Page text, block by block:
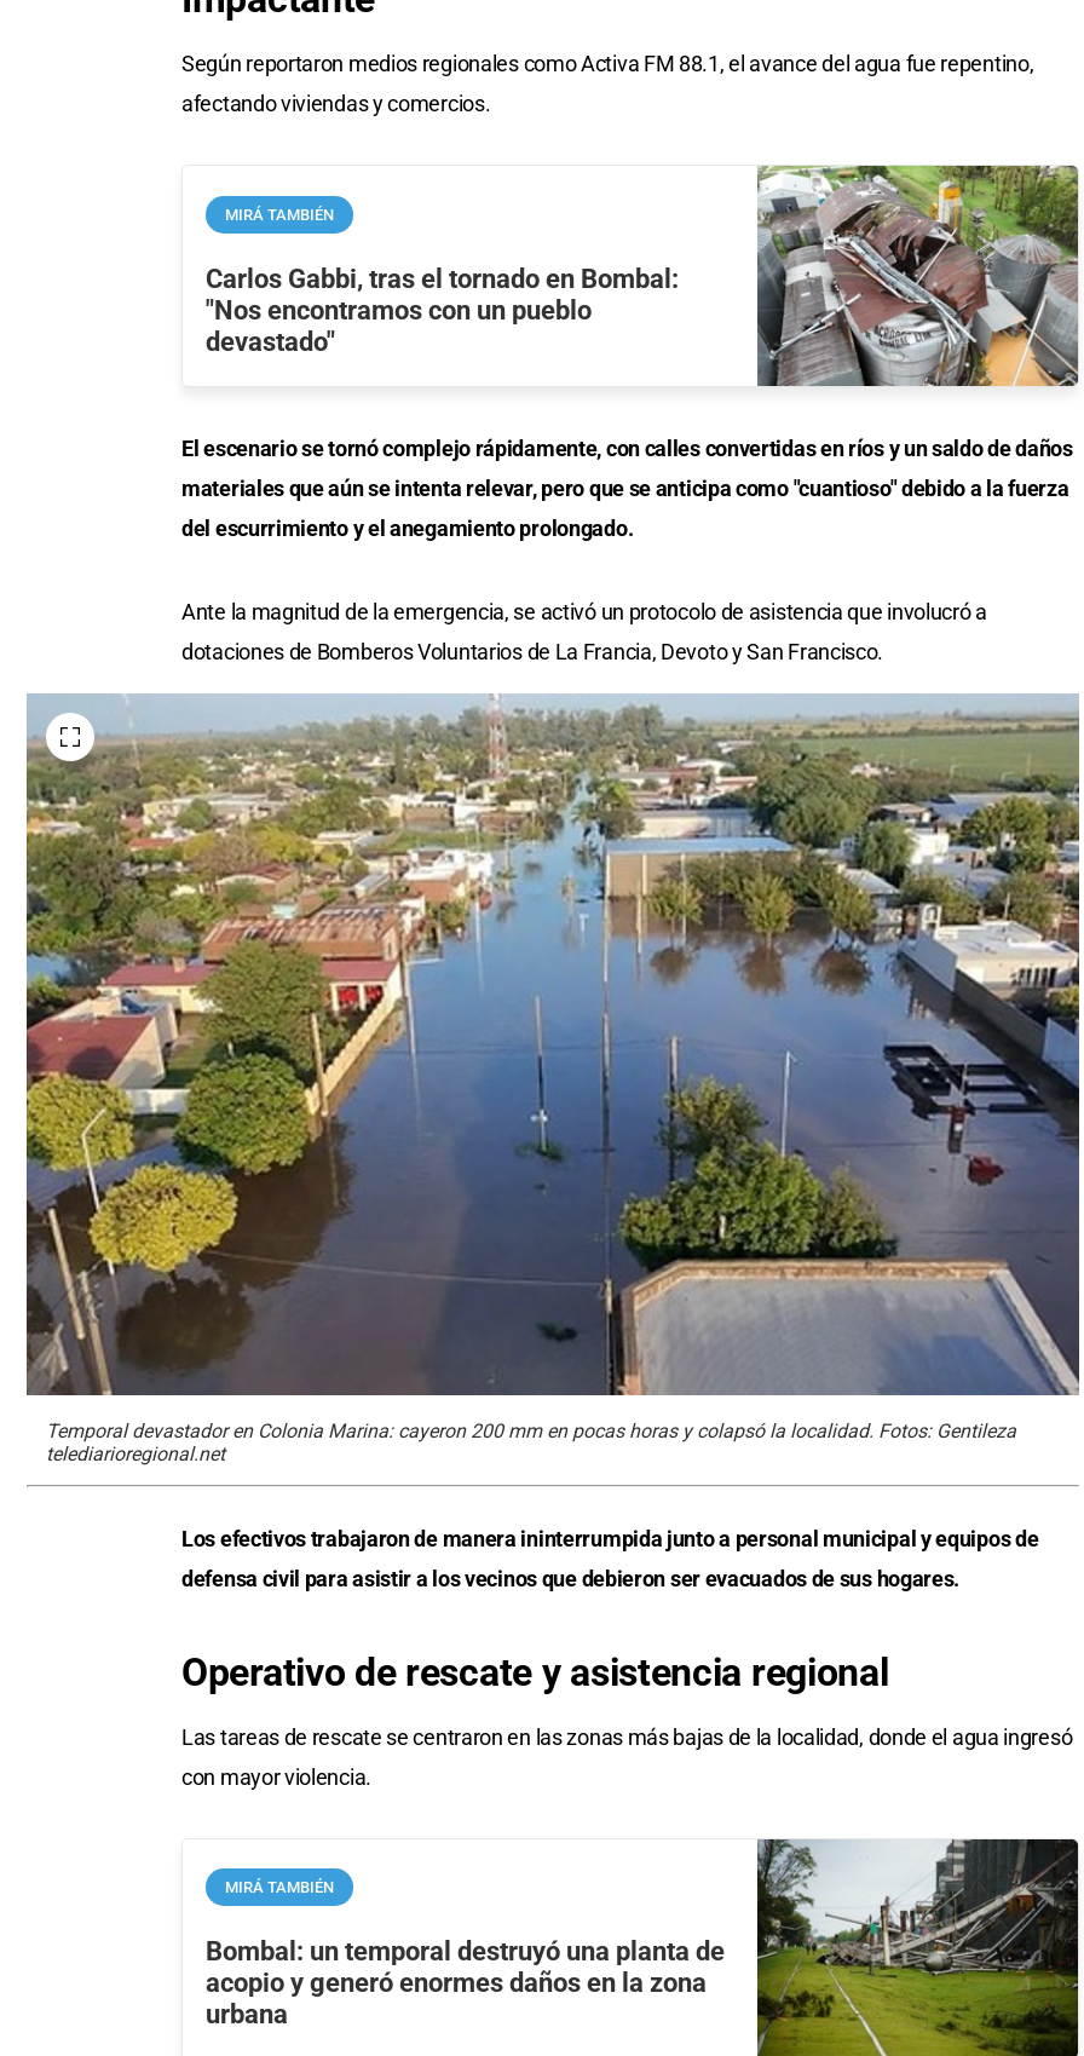
Según reportaron medios regionales como Activa FM 88.1, el avance del agua fue repentino,
afectando viviendas y comercios.
MIRÁ TAMBIÉN
Carlos Gabbi, tras el tornado en Bombal:
"Nos encontramos con un pueblo
devastado"
El escenario se tornó complejo rápidamente, con calles convertidas en ríos y un saldo de daños
materiales que aún se intenta relevar, pero que se anticipa como "cuantioso" debido a la fuerza
del escurrimiento y el anegamiento prolongado.
Ante la magnitud de la emergencia, se activó un protocolo de asistencia que involucró a
dotaciones de Bomberos Voluntarios de La Francia, Devoto y San Francisco.
Temporal devastador en Colonia Marina: cayeron 200 mm en pocas horas y colapsó la localidad. Fotos: Gentileza
telediarioregional.net
Los efectivos trabajaron de manera ininterrumpida junto a personal municipal y equipos de
defensa civil para asistir a los vecinos que debieron ser evacuados de sus hogares.
Operativo de rescate y asistencia regional
Las tareas de rescate se centraron en las zonas más bajas de la localidad, donde el agua ingresó
con mayor violencia.
MIRÁ TAMBIÉN
Bombal: un temporal destruyó una planta de
acopio y generó enormes daños en la zona
urbana